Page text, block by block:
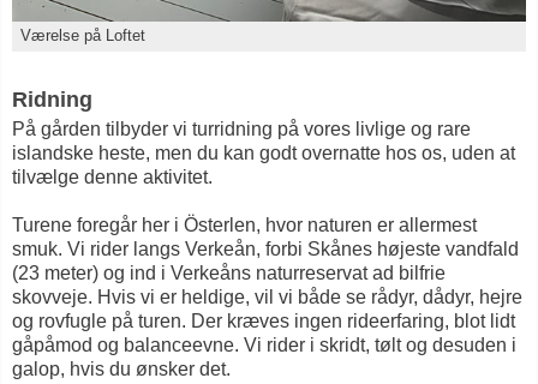
Værelse på Loftet
Ridning
På gården tilbyder vi turridning på vores livlige og rare
islandske heste, men du kan godt overnatte hos os, uden at
tilvælge denne aktivitet.
Turene foregår her i Österlen, hvor naturen er allermest
smuk. Vi rider langs Verkeån, forbi Skånes højeste vandfald
(23 meter) og ind i Verkeåns naturreservat ad bilfrie
skovveje. Hvis vi er heldige, vil vi både se rådyr, dådyr, hejre
og rovfugle på turen. Der kræves ingen rideerfaring, blot lidt
gåpåmod og balanceevne. Vi rider i skridt, tølt og desuden i
galop, hvis du ønsker det.